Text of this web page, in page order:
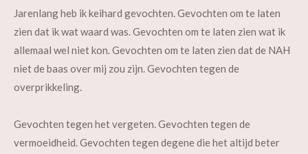
Jarenlang heb ik keihard gevochten. Gevochten om te laten
zien dat ik wat waard was. Gevochten om te laten zien wat ik
allemaal wel niet kon. Gevochten om te laten zien dat de NAH
niet de baas over mij zou zijn. Gevochten tegen de
overprikkeling.
Gevochten tegen het vergeten. Gevochten tegen de
vermoeidheid. Gevochten tegen degene die het altijd beter